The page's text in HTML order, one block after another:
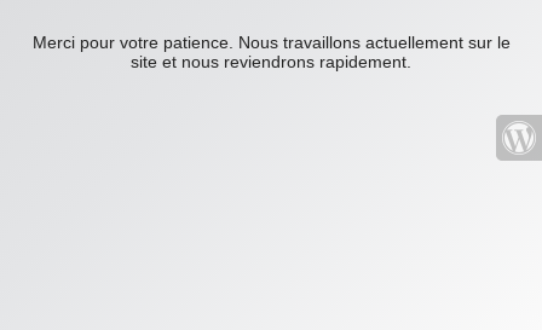
Merci pour votre patience. Nous travaillons actuellement sur le
site et nous reviendrons rapidement.